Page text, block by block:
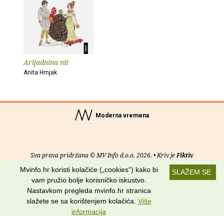
Arijadnina nit
Anita Hrnjak
Moderna vremena
Sva prava pridržana © MV Info d.o.o. 2026. • Kriv jeFiktiv
Uvjeti korištenja RSS kanali
Potraži nas na:
SLAŽEM SE
Mvinfo.hr koristi kolačiće („cookies“) kako bi
vam pružio bolje korisničko iskustvo.
Nastavkom pregleda mvinfo.hr stranica
slažete se sa korištenjem kolačića. Više
informacija